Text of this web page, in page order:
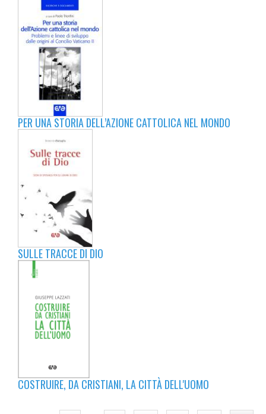
PER UNA STORIA DELL’AZIONE CATTOLICA NEL MONDO
SULLE TRACCE DI DIO
COSTRUIRE, DA CRISTIANI, LA CITTÀ DELL'UOMO